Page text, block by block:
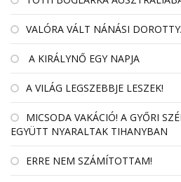
VALÓRA VÁLT NÁNÁSI
A KIRÁLYNŐ EGY NAPJA
A VILÁG LEGSZEBBJE LESZEK!
MICSODA VAKÁCIÓ! A GYŐRI
EGYÜTT NYARALTAK TIHANYBAN
ERRE NEM SZÁMÍTOTTAM!